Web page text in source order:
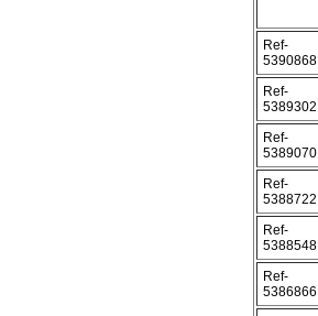
Ref-
5390868
Ref-
5389302
Ref-
5389070
Ref-
5388722
Ref-
5388548
Ref-
5386866